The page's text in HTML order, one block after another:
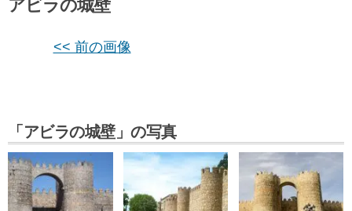
アビラの城壁
<< 前の画像
「アビラの城壁」の写真